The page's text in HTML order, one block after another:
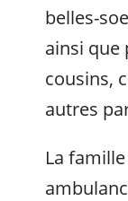
belles-
ainsi que
cousins,
autres
La